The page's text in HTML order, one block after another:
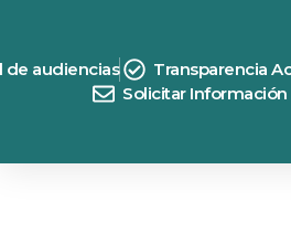
de audiencias Transparencia
Solicitar Información